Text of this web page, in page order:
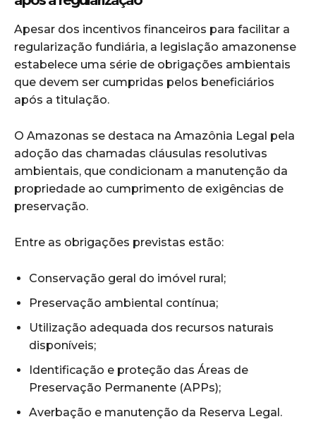
Apesar dos incentivos financeiros para facilitar a
regularização fundiária, a legislação amazonense
estabelece uma série de obrigações ambientais
que devem ser cumpridas pelos beneficiários
após a titulação.
O Amazonas se destaca na Amazônia Legal pela
adoção das chamadas cláusulas resolutivas
ambientais, que condicionam a manutenção da
propriedade ao cumprimento de exigências de
preservação.
Entre as obrigações previstas estão:
Conservação geral do imóvel rural;
Preservação ambiental contínua;
Utilização adequada dos recursos naturais
disponíveis;
Identificação e proteção das Áreas de
Preservação Permanente (APPs);
Averbação e manutenção da Reserva Legal.